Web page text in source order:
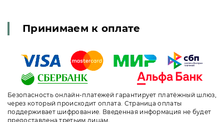
Принимаем к оплате
Безопасность онлайн-платежей гарантирует платёжный шлюз,
через который происходит оплата. Страница оплаты
поддерживает шифрование. Введенная информация не будет
предоставлена третьим лицам.